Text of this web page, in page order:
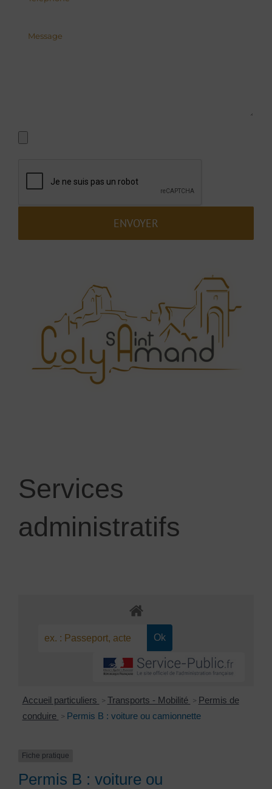
Services
administratifs
Accueil particuliers > Transports - Mobilité > Permis de
conduire > Permis B : voiture ou camionnette
Fiche pratique
Permis B : voiture ou